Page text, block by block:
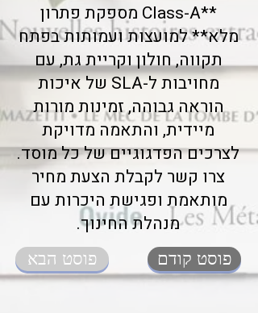
**Class-A מספקת פתרון
מלא** למועצות ועמותות בפתח
תקווה, חולון וקריית גת, עם
מחויבות ל-SLA של איכות
הוראה גבוהה, זמינות מורות
מיידית, והתאמה מדויקת
לצרכים הפדגוגיים של כל מוסד.
צרו קשר לקבלת הצעת מחיר
מותאמת ופגישת היכרות עם
מנהלת החינוך.
פוסט הבא פוסט קודם